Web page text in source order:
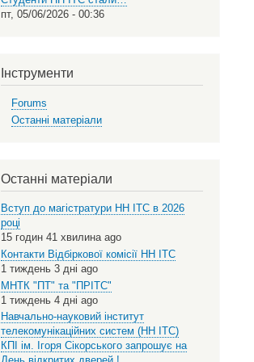
пт, 05/06/2026 - 00:36
Інструменти
Forums
Останні матеріали
Останні матеріали
Вступ до магістратури НН ІТС в 2026
році
15 годин 41 хвилина ago
Контакти Відбіркової комісії НН ІТС
1 тиждень 3 дні ago
МНТК "ПТ" та "ПРІТС"
1 тиждень 4 дні ago
Навчально-науковий інститут
телекомунікаційних систем (НН ІТС)
КПІ ім. Ігоря Сікорського запрошує на